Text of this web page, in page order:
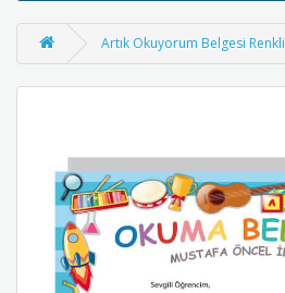
Artık Okuyorum Belgesi Renkli